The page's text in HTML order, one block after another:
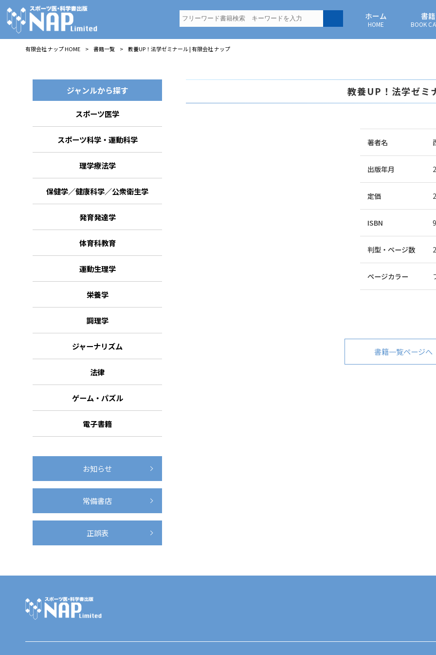
ホーム
HOME
書
BOOK
有限会社 ナップHOME > 書籍一覧 > 教養UP！法学ゼミナール | 有限会社 ナップ
教養UP！法学ゼミ
著者名
出版年月
定価
ISBN
判型・ページ数
ページカラー
書籍一覧ページへ
ジャンルから探す
スポーツ医学
スポーツ科学・運動科学
理学療法学
保健学／健康科学／公衆衛生学
発育発達学
体育科教育
運動生理学
栄養学
調理学
ジャーナリズム
法律
ゲーム・パズル
電子書籍
お知らせ
常備書店
正誤表